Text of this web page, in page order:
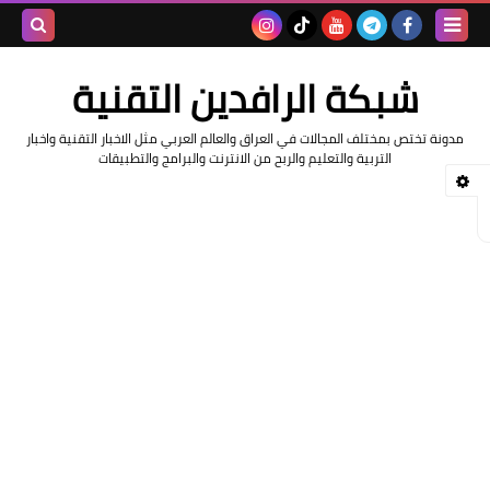
شبكة الرافدين التقنية
مدونة تختص بمختلف المجالات في العراق والعالم العربي مثل الاخبار التقنية واخبار
التربية والتعليم والربح من الانترنت والبرامج والتطبيقات